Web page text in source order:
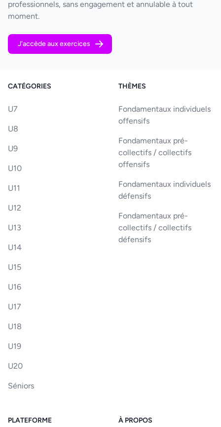
professionnels, sans engagement et annulable à tout
moment.
J'accède aux exercices
CATÉGORIES
U7
U8
U9
U10
U11
U12
U13
U14
U15
U16
U17
U18
U19
U20
Séniors
THÈMES
Fondamentaux individuels
offensifs
Fondamentaux pré-
collectifs / collectifs
offensifs
Fondamentaux individuels
défensifs
Fondamentaux pré-
collectifs / collectifs
défensifs
PLATEFORME À PROPOS